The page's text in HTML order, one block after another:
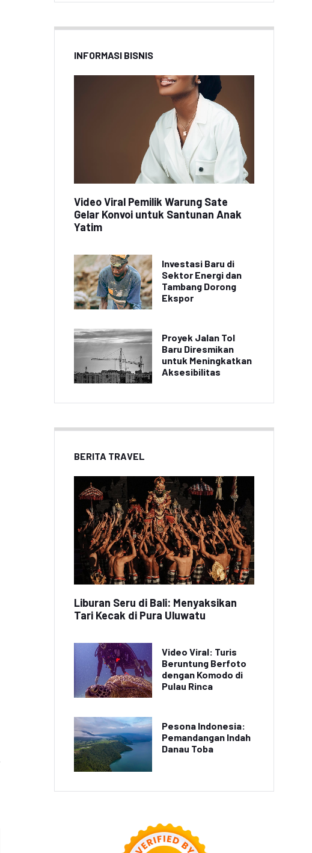
INFORMASI BISNIS
Video Viral Pemilik Warung Sate
Gelar Konvoi untuk Santunan Anak
Yatim
Investasi Baru di
Sektor Energi dan
Tambang Dorong
Ekspor
Proyek Jalan Tol
Baru Diresmikan
untuk Meningkatkan
Aksesibilitas
BERITA TRAVEL
Liburan Seru di Bali: Menyaksikan
Tari Kecak di Pura Uluwatu
Video Viral: Turis
Beruntung Berfoto
dengan Komodo di
Pulau Rinca
Pesona Indonesia:
Pemandangan Indah
Danau Toba